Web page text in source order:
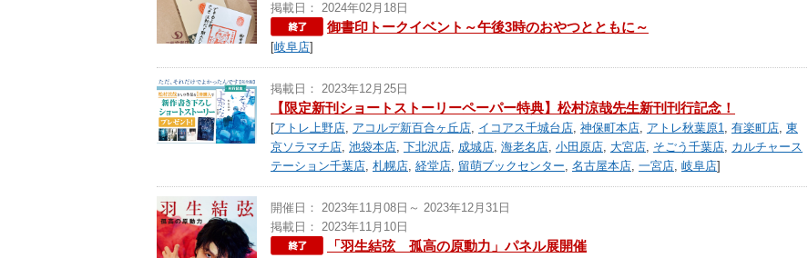
掲載日： 2024年02月18日
御書印トークイベント～午後3時のおやつとともに～
[岐阜店]
掲載日： 2023年12月25日
【限定新刊ショートストーリーペーパー特典】松村涼哉先生新刊刊行記念！
[アトレ上野店, アコルデ新百合ヶ丘店, イコアス千城台店, 神保町本店, アトレ秋葉原1, 有楽町店, 東
京ソラマチ店, 池袋本店, 下北沢店, 成城店, 海老名店, 小田原店, 大宮店, そごう千葉店, カルチャース
テーション千葉店, 札幌店, 経堂店, 留萌ブックセンター, 名古屋本店, 一宮店, 岐阜店]
開催日： 2023年11月08日～ 2023年12月31日
掲載日： 2023年11月10日
「羽生結弦 孤高の原動力」パネル展開催